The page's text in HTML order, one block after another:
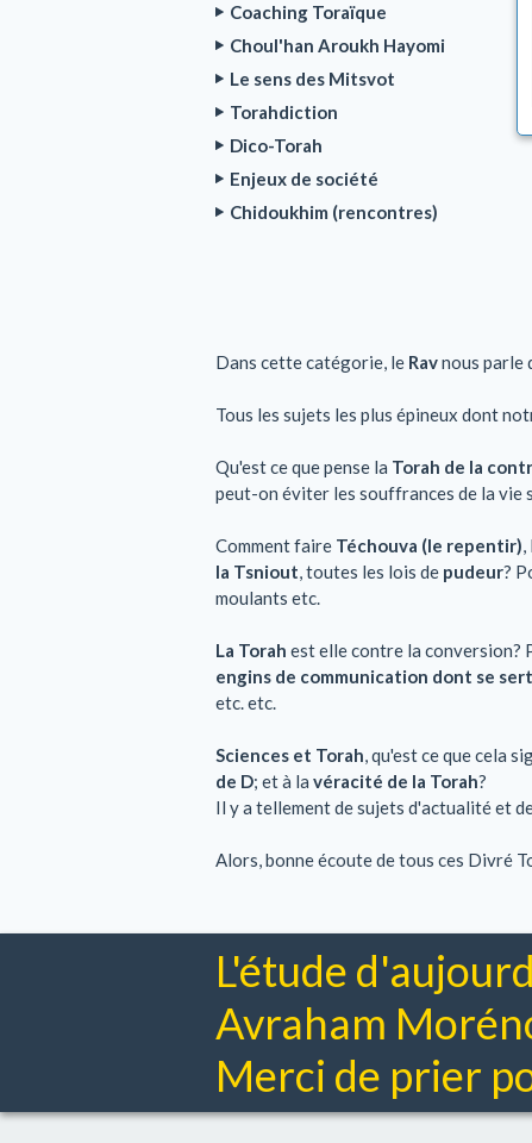
Coaching Toraïque
Choul'han Aroukh Hayomi
Le sens des Mitsvot
Torahdiction
Dico-Torah
Enjeux de société
Chidoukhim (rencontres)
Dans cette catégorie, le Ravnous parle
Tous les sujets les plus épineux dont
Qu'est ce que pense la Torah de la
peut-on éviter les souffrances de la vie
Comment faire Téchouva (le repentir),
la Tsniout, toutes les lois de pudeur?
moulants etc.
La Torah est elle contre la conversion?
engins de communication dont se
etc. etc.
Sciences et Torah, qu'est ce que cela
de D; et à la véracité de la Torah?
Il y a tellement de sujets d'actualité et
Alors, bonne écoute de tous ces Divré
L'étude
Avraham
Merci de prier